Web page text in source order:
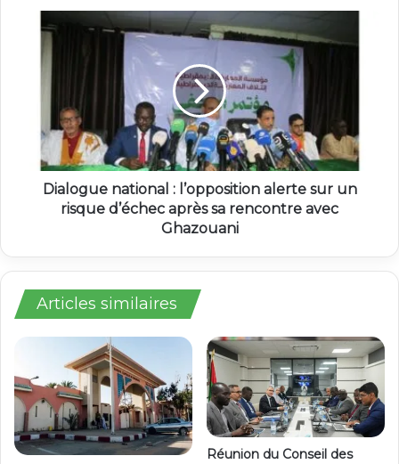
Dialogue national : l’opposition alerte sur un
risque d’échec après sa rencontre avec
Ghazouani
Articles similaires
Réunion du Conseil des